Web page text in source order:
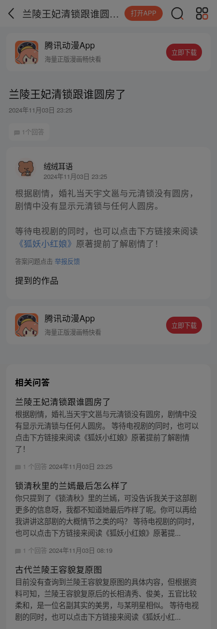
兰陵王妃清锁跟谁圆房了 打开APP
腾讯动漫App
海量正版漫画畅快看
立即下载
兰陵王妃清锁跟谁圆房了
2024年11月03日 23:25
1个回答
绒绒耳语
2024年11月03日 23:25
根据剧情，婚礼当天宇文邕与元清锁没有圆房，
剧情中没有显示元清锁与任何人圆房。
等待电视剧的同时，也可以点击下方链接来阅读
《狐妖小红娘》 原著提前了解剧情了！
答案问题点击 举报反馈
提到的作品
腾讯动漫App
海量正版漫画畅快看
立即下载
相关问答
兰陵王妃清锁跟谁圆房了
根据剧情，婚礼当天宇文邕与元清锁没有圆房，剧情中没
有显示元清锁与任何人圆房。 等待电视剧的同时，也可以
点击下方链接来阅读《狐妖小红娘》原著提前了解剧情
了！
1 个回答 2024年11月03日 23:25
锁清秋里的兰嫣最后怎么样了
你只提到了《锁清秋》里的兰嫣，可没告诉我关于这部剧
更多的信息呀，我都不知道她最后咋样了呢。你可以再给
我讲讲这部剧的大概情节之类的吗？ 等待电视剧的同时，
也可以点击下方链接来阅读《狐妖小红娘》原著提...
1 个回答 2024年11月03日 08:19
古代兰陵王容貌复原图
目前没有查询到兰陵王容貌复原图的具体内容，但根据资
料可知，兰陵王容貌复原后的长相清秀、俊美，五官比较
柔和，是一位名副其实的美男，与某明星相似。 等待电视
剧的同时，也可以点击下方链接来阅读《狐妖小红...